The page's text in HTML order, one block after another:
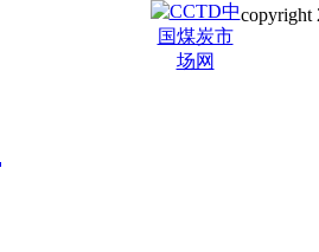
copyright